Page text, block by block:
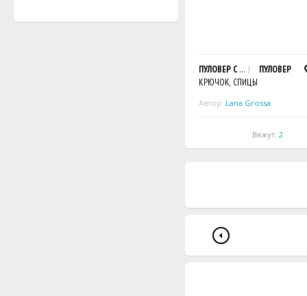
ПУЛОВЕР С ШИРОКОЙ КОСОЙ
ПУЛОВЕР
КРЮЧОК, СПИЦЫ
Автор: Lana Grossa
Вяжут: 2